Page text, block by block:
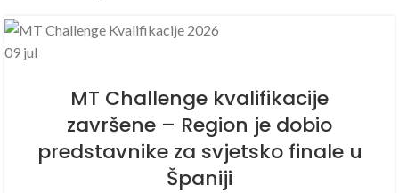
09 jul
MT Challenge kvalifikacije
završene – Region je dobio
predstavnike za svjetsko finale u
Španiji